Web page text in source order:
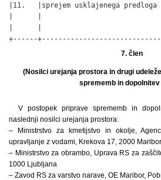
|11.   |sprejem usklajenega
|      |
|      |
+------
7. člen
(Nosilci urejanja prostora in drugi
sprememb in dopolnitev
V postopek priprave sprememb in
naslednji nosilci urejanja prostora:
– Ministrstvo za kmetijstvo in okolje,
upravljanje z vodami, Krekova 17, 2000 Maribor
– Ministrstvo za obrambo, Uprava RS za
1000 Ljubljana
– Zavod RS za varstvo narave, OE Maribor,